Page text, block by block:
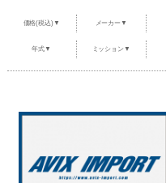
価格(税込)▼ メーカー▼
年式▼ ミッション▼